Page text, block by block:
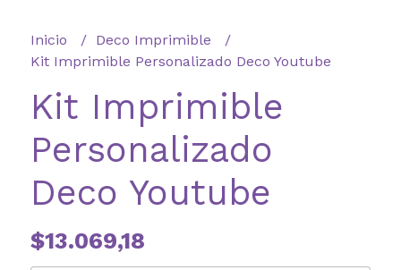
Inicio
Deco Imprimible
Kit Imprimible Personalizado Deco Youtube
Kit Imprimible
Personalizado
Deco Youtube
$13.069,18